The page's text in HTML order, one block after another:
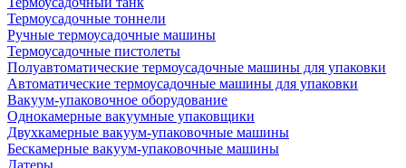
Термоусадочные тоннели
Ручные термоусадочные машины
Термоусадочные пистолеты
Полуавтоматические термоусадочные машины для упаковки
Автоматические термоусадочные машины для упаковки
Вакуум-упаковочное оборудование
Однокамерные вакуумные упаковщики
Двухкамерные вакуум-упаковочные машины
Бескамерные вакуум-упаковочные машины
Датеры